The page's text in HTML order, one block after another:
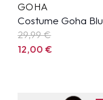
GOHA
Costume Goha Blu
29,99€
12,00€